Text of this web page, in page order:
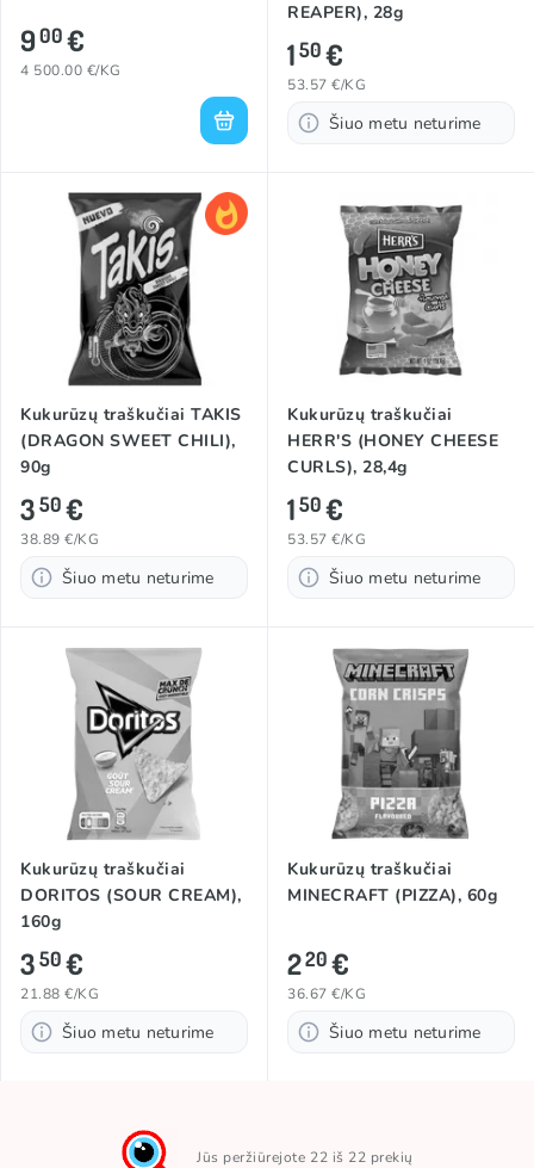
900€
4 500.00 €/KG
REAPER), 28g
150€
53.57 €/KG
Šiuo metu neturime
Kukurūzų traškučiai TAKIS
(DRAGON SWEET CHILI),
90g
350€
38.89 €/KG
Šiuo metu neturime
Kukurūzų traškučiai
HERR'S (HONEY CHEESE
CURLS), 28,4g
150€
53.57 €/KG
Šiuo metu neturime
Kukurūzų traškučiai
DORITOS (SOUR CREAM),
160g
350€
21.88 €/KG
Šiuo metu neturime
Kukurūzų traškučiai
MINECRAFT (PIZZA), 60g
220€
36.67 €/KG
Šiuo metu neturime
Jūs peržiūrejote 22 iš 22 prekių